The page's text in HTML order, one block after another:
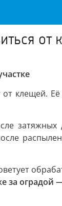
от
клещей.
за оградой